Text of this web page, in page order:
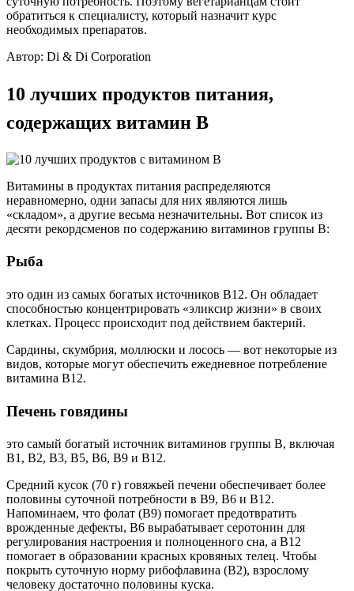
обратиться к специалисту, который назначит курс
необходимых препаратов.
Автор: Di & Di Corporation
10 лучших продуктов питания,
содержащих витамин В
Витамины в продуктах питания распределяются
неравномерно, одни запасы для них являются лишь
«складом», а другие весьма незначительны. Вот список из
десяти рекордсменов по содержанию витаминов группы В:
Рыба
это один из самых богатых источников B12. Он обладает
способностью концентрировать «эликсир жизни» в своих
клетках. Процесс происходит под действием бактерий.
Сардины, скумбрия, моллюски и лосось — вот некоторые из
видов, которые могут обеспечить ежедневное потребление
витамина B12.
Печень говядины
это самый богатый источник витаминов группы B, включая
B1, B2, B3, B5, B6, B9 и B12.
Средний кусок (70 г) говяжьей печени обеспечивает более
половины суточной потребности в B9, B6 и B12.
Напоминаем, что фолат (B9) помогает предотвратить
врожденные дефекты, B6 вырабатывает серотонин для
регулирования настроения и полноценного сна, а B12
помогает в образовании красных кровяных телец. Чтобы
покрыть суточную норму рибофлавина (В2), взрослому
человеку достаточно половины куска.